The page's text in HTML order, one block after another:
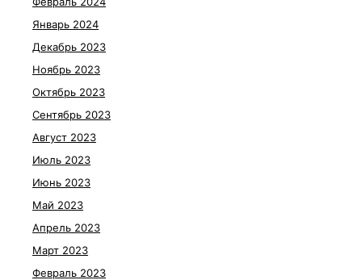
Январь 2024
Декабрь 2023
Ноябрь 2023
Октябрь 2023
Сентябрь 2023
Август 2023
Июль 2023
Июнь 2023
Май 2023
Апрель 2023
Март 2023
Февраль 2023